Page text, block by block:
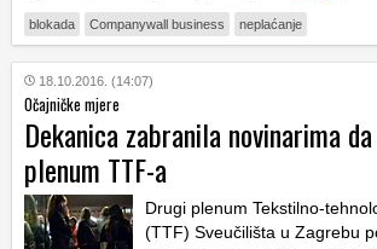
blokada Companywall business neplaćanje
18.10.2016. (14:07)
Očajničke mjere
Dekanica zabranila novinarima
plenum TTF-a
Drugi plenum Tekstilno-
(TTF) Sveučilišta u Zagrebu